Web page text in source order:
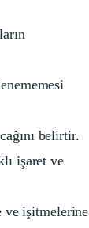
belirtir.
işaret ve
ve işitmelerine